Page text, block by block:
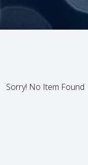
Sorry! No Item Found